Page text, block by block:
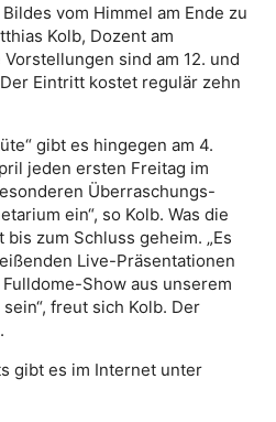
vom Himmel am Ende zu
Kolb, Dozent am
sind am 12. und
Eintritt kostet regulär zehn
gibt es hingegen am 4.
jeden ersten Freitag im
Überraschungs-
ein“, so Kolb. Was die
zum Schluss geheim. „Es
Live-Präsentationen
Show aus unserem
freut sich Kolb. Der
gibt es im Internet unter